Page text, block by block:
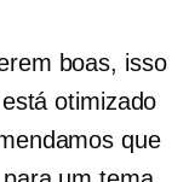
boas, isso
otimizado
que